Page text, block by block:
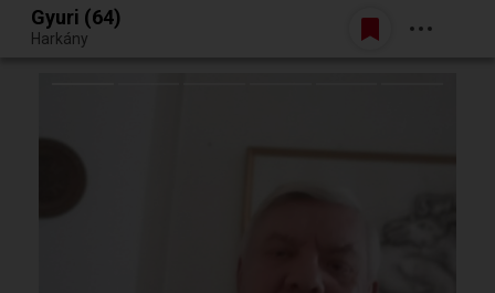
Egy jó randiból bármi lehet.
Belépés
Gyuri (64)
Harkány